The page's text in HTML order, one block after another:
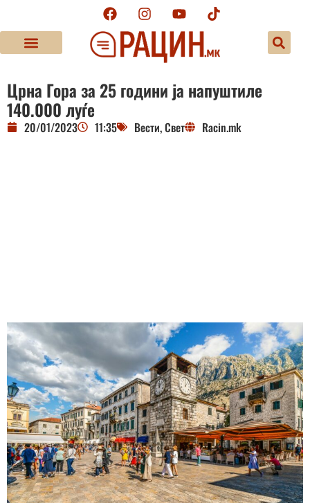
Црна Гора за 25 години ја напуштиле
140.000 луѓе
20/01/2023 11:35 Вести,Свет Racin.mk